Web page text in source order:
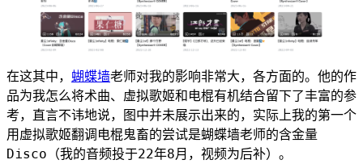
在这其中， 蝴蝶墙老师对我的影响非常大，各方面的。他的作
品为我怎么将术曲、虚拟歌姬和电棍有机结合留下了丰富的参
考，直言不讳地说，图中并未展示出来的，实际上我的第一个
用虚拟歌姬翻调电棍鬼畜的尝试是蝴蝶墙老师的含金量
Disco（我的音频投于22年8月，视频为后补）。